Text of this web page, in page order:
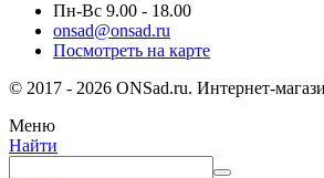
Пн-Вс 9.00 - 18.00
onsad@onsad.ru
Посмотреть на карте
© 2017 - 2026 ONSad.ru. Интернет-
Меню
Найти